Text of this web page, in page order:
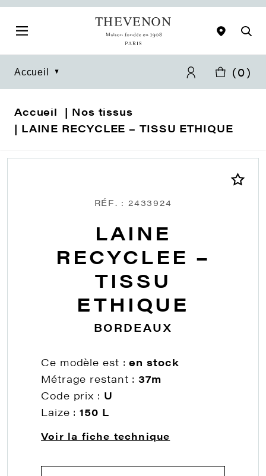
Accueil (0)
Accueil
Nos tissus
LAINE RECYCLEE – TISSU ETHIQUE
RÉF. : 2433924
LAINE
RECYCLEE –
TISSU
ETHIQUE
BORDEAUX
Ce modèle est :en stock
Métrage restant :37m
Code prix : U
Laize :150 L
Voir la fiche technique